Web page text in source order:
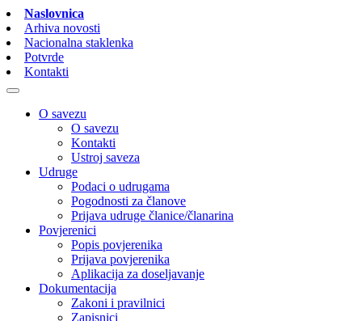
Naslovnica
Arhiva novosti
Nacionalna staklenka
Potvrde
Kontakti
O savezu
O savezu
Kontakti
Ustroj saveza
Udruge
Podaci o udrugama
Pogodnosti za članove
Prijava udruge članice/članarina
Povjerenici
Popis povjerenika
Prijava povjerenika
Aplikacija za doseljavanje
Dokumentacija
Zakoni i pravilnici
Zapisnici